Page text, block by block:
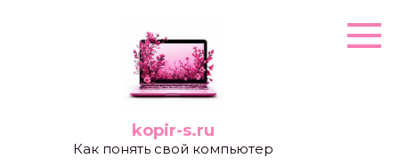
kopir-s.ru
Как понять свой компьютер